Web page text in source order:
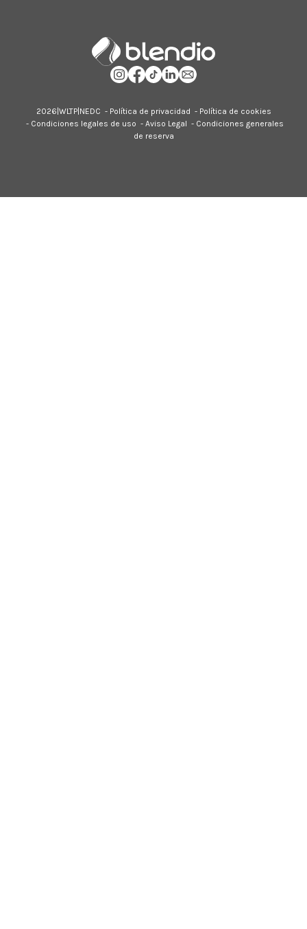
2026| WLTP| NEDC - Política de privacidad - Política de cookies
- Condiciones legales de uso - Aviso Legal - Condiciones generales
de reserva